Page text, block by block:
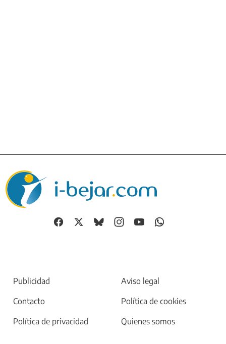
Publicidad
Aviso legal
Contacto
Política de cookies
Política de privacidad
Quienes somos